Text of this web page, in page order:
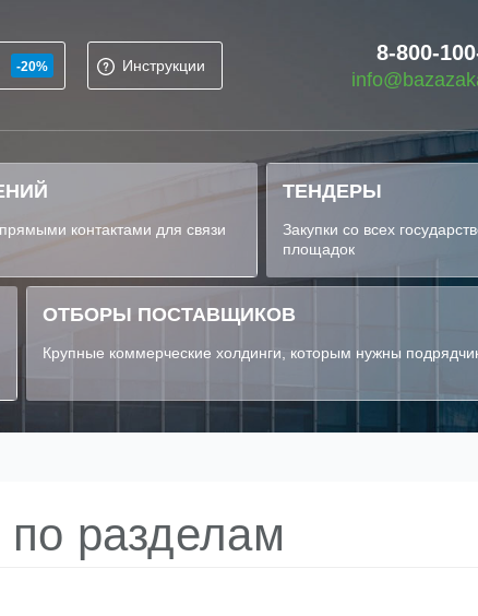
-20% Инструкции
8-800-
контактами для связи
ТЕНДЕРЫ
Закупки со всех
площадок
ОТБОРЫ ПОСТАВЩИКОВ
Крупные коммерческие холдинги, которым нужны
по разделам